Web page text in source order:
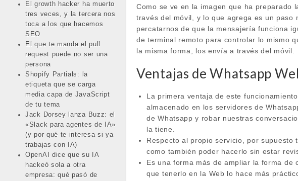
El growth hacker ha muerto
tres veces, y la tercera nos
toca a los que hacemos
SEO
El que te manda el pull
request puede no ser una
persona
Shopify Partials: la
etiqueta que se carga
media capa de JavaScript
de tu tema
Jack Dorsey lanza Buzz: el
«Slack para agentes de IA»
(y por qué te interesa si ya
trabajas con IA)
OpenAI dice que su IA
hackeó sola a otra
empresa: qué pasó de
Como se ve en la imagen que ha preparado
través del móvil, y lo que agrega es un paso
percatarnos de que la mensajería funciona
de terminal remoto para controlar lo mismo
la misma forma, los envía a través del móvil.
Ventajas de Whatsapp
La primera ventaja de este
almacenado en los servidores de
de Whatsapp y robar nuestras
la tiene.
Respecto al propio servicio, por
como también poder hacerlo sin estar
Es una forma más de ampliar la forma
que tenerlo en la Web lo hace más